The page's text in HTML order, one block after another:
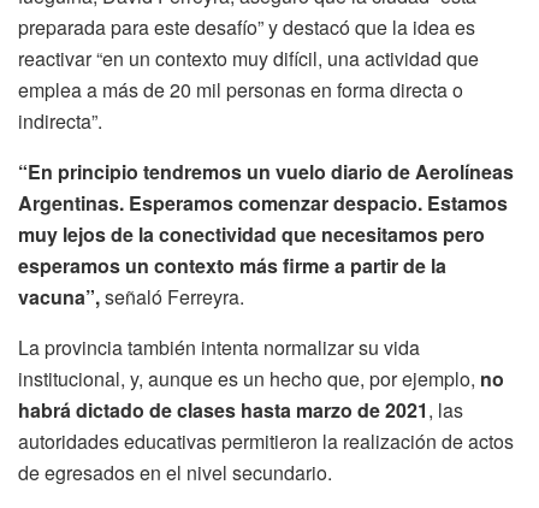
preparada para este desafío” y destacó que la idea es
reactivar “en un contexto muy difícil, una actividad que
emplea a más de 20 mil personas en forma directa o
indirecta”.
“En principio tendremos un vuelo diario de Aerolíneas
Argentinas. Esperamos comenzar despacio. Estamos
muy lejos de la conectividad que necesitamos pero
esperamos un contexto más firme a partir de la
vacuna”,señaló Ferreyra.
La provincia también intenta normalizar su vida
institucional, y, aunque es un hecho que, por ejemplo, no
habrá dictado de clases hasta marzo de 2021, las
autoridades educativas permitieron la realización de actos
de egresados en el nivel secundario.